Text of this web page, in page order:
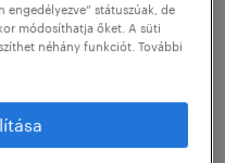
az
és a nők
a technológia a
státuszúak, de
módosíthatja őket. A süti
néhány funkciót. További